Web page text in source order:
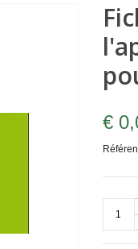
€